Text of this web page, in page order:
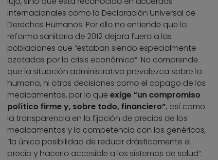
internacionales como la Declaración Universal de
Derechos Humanos. Por ello no entiende que la
reforma sanitaria de 2012 dejara fuera a las
poblaciones que “estaban siendo especialmente
azotadas por la crisis económica”. No comprende
que la situación administrativa prevalezca sobre la
humana, ni otras decisiones como el copago de los
medicamentos, por lo que exige “un compromiso
político firme y, sobre todo, financiero”, así como
la transparencia en la fijación de precios de los
medicamentos y la competencia con los genéricos,
“la única posibilidad de reducir drásticamente el
precio y hacerlo accesible a los sistemas de salud”.